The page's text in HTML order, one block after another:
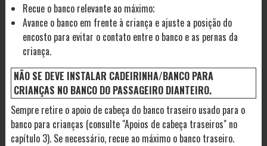
Recue o banco relevante ao máximo;
Avance o banco em frente à criança e ajuste a posição do
encosto para evitar o contato entre o banco e as pernas da
criança.
NÃO SE DEVE INSTALAR CADEIRINHA/BANCO PARA
CRIANÇAS NO BANCO DO PASSAGEIRO DIANTEIRO.
Sempre retire o apoio de cabeça do banco traseiro usado para o
banco para crianças (consulte "Apoios de cabeça traseiros" no
capítulo 3). Se necessário, recue ao máximo o banco traseiro.